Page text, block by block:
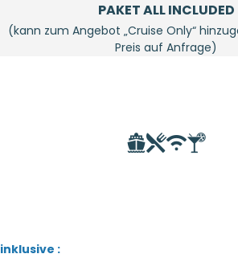
PAKET ALL INCLUDED
(kann zum Angebot „Cruise Only“
Preis auf Anfrage)
inklusive :